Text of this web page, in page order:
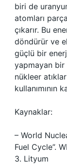
biri de
atomları
çıkarır. Bu
döndürür ve
güçlü bir
yapmayan bir
nükleer
kullanımının
Kaynaklar:
– World
Fuel Cycle”.
3. Lityum